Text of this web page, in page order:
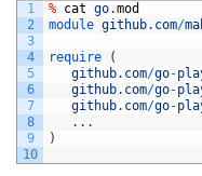
1
2
3
4
5
6
7
8
9
10
% cat go.mod
module github. com/
require
(
github. com/go-
github. com/go-
github. com/go-
. . .
)